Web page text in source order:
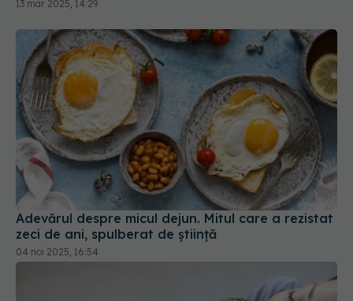
Adevărul despre micul dejun. Mitul care a rezistat
zeci de ani, spulberat de știință
04 noi 2025, 16:54